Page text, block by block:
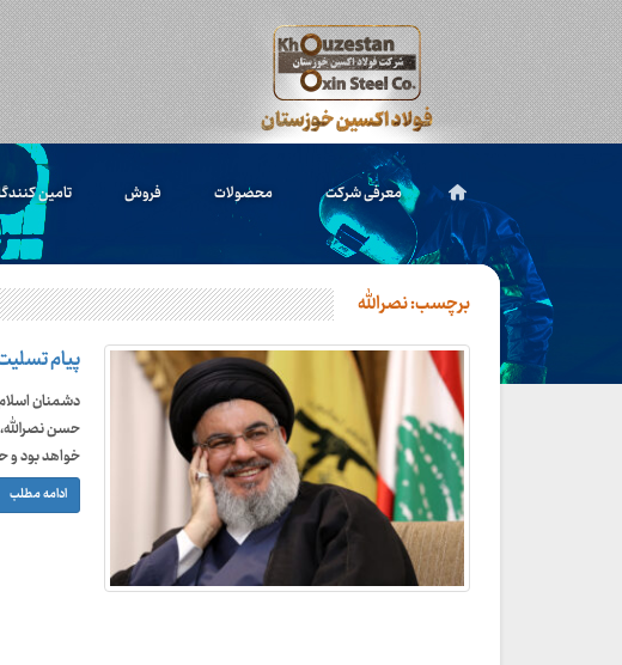
معرفی شرکت محصولات فروش تامین
برچسب:نصرالله
پیام
دشمنان
حسن
خواهد بود و
ادامه مطلب